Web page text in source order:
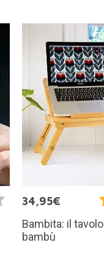
34,95€
Bambita: il
bambù